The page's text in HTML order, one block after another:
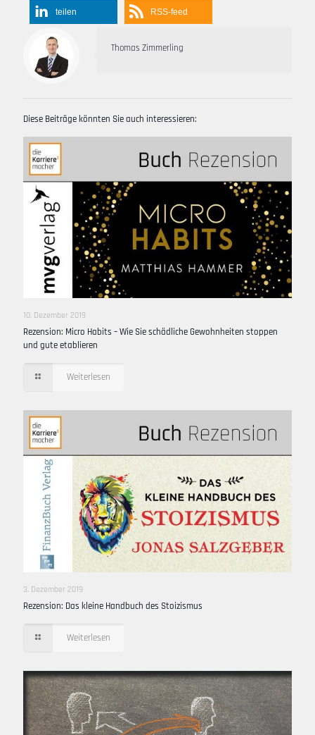
teilen RSS-feed
Thomas Zimmerling
Diese Beiträge könnten Sie auch interessieren:
10. Dezember 2019
Rezension: Micro Habits – Wie Sie schädliche Gewohnheiten stoppen
und gute etablieren
Weiterlesen
3. Dezember 2019
Rezension: Das kleine Handbuch des Stoizismus
Weiterlesen